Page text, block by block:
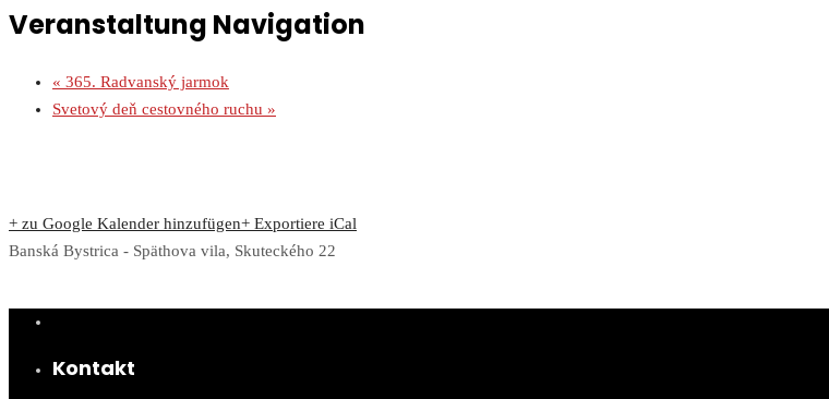
Veranstaltung Navigation
« 365. Radvanský jarmok
Svetový deň cestovného ruchu »
+ zu Google Kalender hinzufügen+ Exportiere iCal
Banská Bystrica - Späthova vila, Skuteckého 22
Kontakt